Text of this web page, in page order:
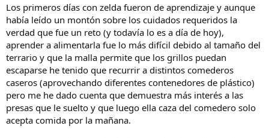
Los primeros días con zelda fueron de aprendizaje y aunque
había leído un montón sobre los cuidados requeridos la
verdad que fue un reto (y todavía lo es a día de hoy),
aprender a alimentarla fue lo más difícil debido al tamaño del
terrario y que la malla permite que los grillos puedan
escaparse he tenido que recurrir a distintos comederos
caseros (aprovechando diferentes contenedores de plástico)
pero me he dado cuenta que demuestra más interés a las
presas que le suelto y que luego ella caza del comedero solo
acepta comida por la mañana.